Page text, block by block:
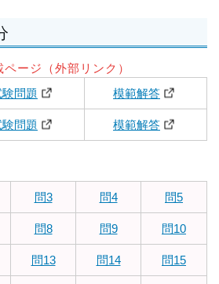
ージ（外部リンク）
問題 模範解答
問題 模範解答
問3 問4 問5
問8 問9 問10
問13 問14 問15